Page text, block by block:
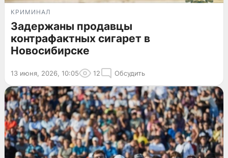
КРИМИНАЛ
Задержаны продавцы
контрафактных сигарет в
Новосибирске
13 июня, 2026, 10:05 12 Обсудить